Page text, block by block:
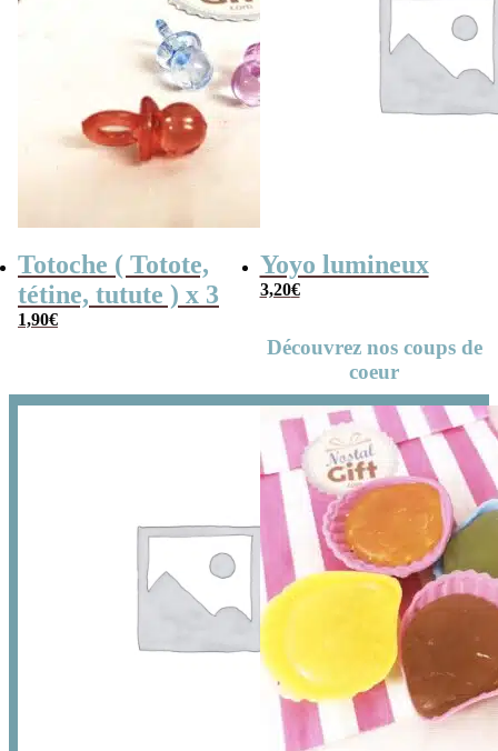
Totoche ( Totote,
tétine, tutute ) x 3
1,90€
Yoyo lumineux
3,20€
Découvrez nos coups de
coeur